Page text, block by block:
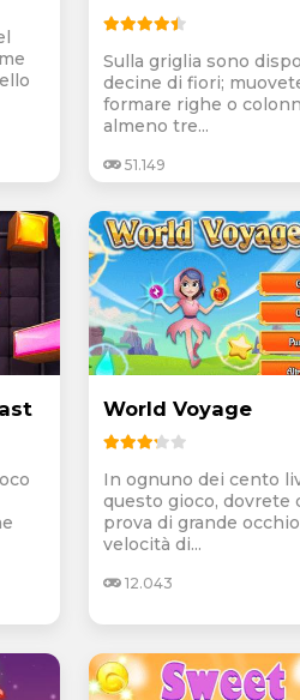
Sulla griglia sono
decine di fiori;
formare righe o
almeno tre...
51.149
World Voyage
In ognuno dei cento
questo gioco, dovrete
prova di grande
velocità di...
12.043